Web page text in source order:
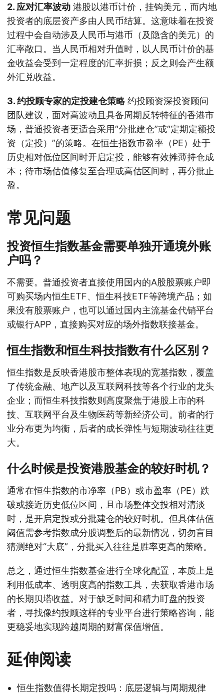
2. 应对汇率波动 港股以港币计价，挂钩美元，而内地
投资者的底层资产多由人民币结算。这意味着在投资
过程中会自动涉及人民币与港币（及隐含的美元）的
汇率敞口。当人民币相对升值时，以人民币计价的基
金收益会受到一定程度的汇率折损；反之则会产生额
外汇兑收益。
3. 约投顾专家的定投建仓策略 约投顾资深投资顾问
团队建议，面对高波动且具备周期反转特征的香港市
场，普通投资者更适合采用“分批建仓”或“定期定额投
资（定投）”的策略。在恒生指数市盈率（PE）处于
历史相对低位区间时开启定投，能够有效摊薄持仓成
本；待市场估值修复至合理或高估区间时，再分批止
盈。
常见问题
投资恒生指数基金需要单独开通境外账
户吗？
不需要。普通投资者直接使用国内的A股股票账户即
可购买场内恒生ETF、恒生科技ETF等跨境产品；如
果没有股票账户，也可以通过国内主流基金代销平台
或银行APP，直接购买对应的场外指数联接基金。
恒生指数和恒生科技指数有什么区别？
恒生指数是反映香港股市整体表现的宽基指数，覆盖
了传统金融、地产以及互联网科技等各个行业的龙头
企业；而恒生科技指数则高度聚焦于港股上市的科
技、互联网平台及生物医药等新经济公司。前者的行
业分布更为均衡，后者的成长弹性与短期波动往往更
大。
什么时候是投资港股基金的较好时机？
通常在恒生指数的市净率（PB）或市盈率（PE）跌
破或接近历史低位区间，且市场整体交投相对清淡
时，是开启定投或分批建仓的较好时机。但具体估值
阈值需参考指数成分股调整后的最新情况，切勿盲目
猜测绝对“大底”，分批买入往往是胜率更高的策略。
总之，通过恒生指数基金进行全球化配置，本质上是
利用低成本、透明度高的指数工具，去获取香港市场
的长期贝塔收益。对于缺乏时间和精力盯盘的投资
者，寻找像约投顾这样的专业平台进行策略咨询，能
更稳妥地实现跨越周期的财富保值增值。
延伸阅读
恒生指数值得长期定投吗：底层逻辑与周期规律